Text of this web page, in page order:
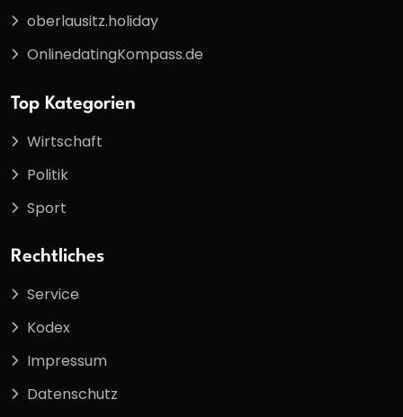
oberlausitz.holiday
OnlinedatingKompass.de
Top Kategorien
Wirtschaft
Politik
Sport
Rechtliches
Service
Kodex
Impressum
Datenschutz